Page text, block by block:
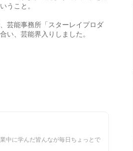
うこと。
芸能事務所「スターレイプロダ
い、芸能界入りしました。
中に学んだ皆んなが毎日ちょっとで